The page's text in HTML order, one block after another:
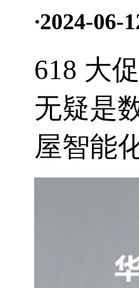
·2024-06-
618 大
无疑是
屋智能